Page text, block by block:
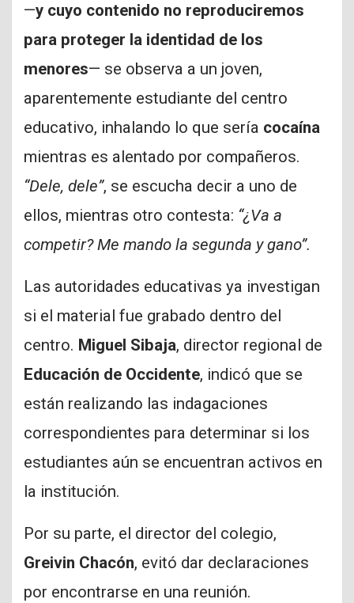
—y cuyo contenido no reproduciremos
para proteger la identidad de los
menores— se observa a un joven,
aparentemente estudiante del centro
educativo, inhalando lo que sería cocaína
mientras es alentado por compañeros.
“Dele, dele”, se escucha decir a uno de
ellos, mientras otro contesta: “¿Va a
competir? Me mando la segunda y gano”.
Las autoridades educativas ya investigan
si el material fue grabado dentro del
centro. Miguel Sibaja, director regional de
Educación de Occidente, indicó que se
están realizando las indagaciones
correspondientes para determinar si los
estudiantes aún se encuentran activos en
la institución.
Por su parte, el director del colegio,
Greivin Chacón, evitó dar declaraciones
por encontrarse en una reunión.